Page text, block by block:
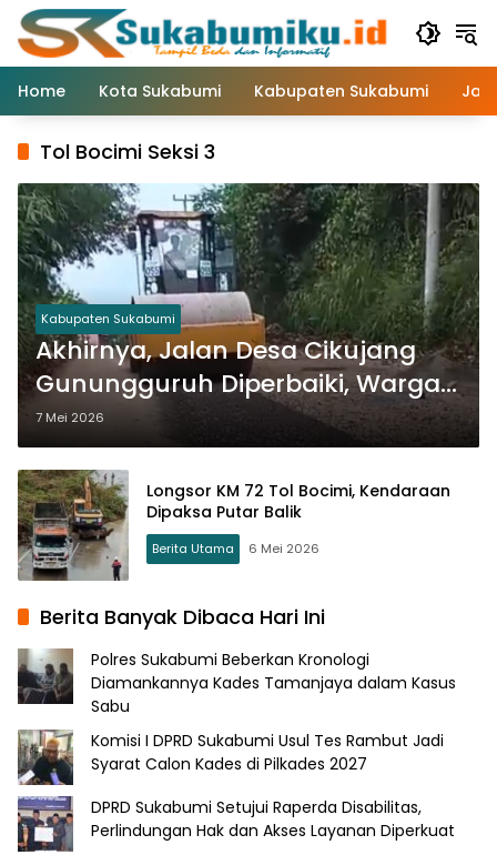
Langsung
konten
Home
Kota Sukabumi Kabupaten Sukabumi
Tol Bocimi Seksi 3
Kabupaten Sukabumi
Akhirnya, Jalan Desa Cikujang
Gunungguruh Diperbaiki, Warga
Kini Lebih Nyaman
7 Mei 2026
Longsor KM 72 Tol Bocimi, Kendaraan
Dipaksa Putar Balik
Berita Utama 6 Mei 2026
Berita Banyak Dibaca Hari Ini
Polres Sukabumi Beberkan Kronologi
Diamankannya Kades Tamanjaya dalam Kasus
Sabu
Komisi I DPRD Sukabumi Usul Tes Rambut Jadi
Syarat Calon Kades di Pilkades 2027
DPRD Sukabumi Setujui Raperda Disabilitas,
Perlindungan Hak dan Akses Layanan Diperkuat